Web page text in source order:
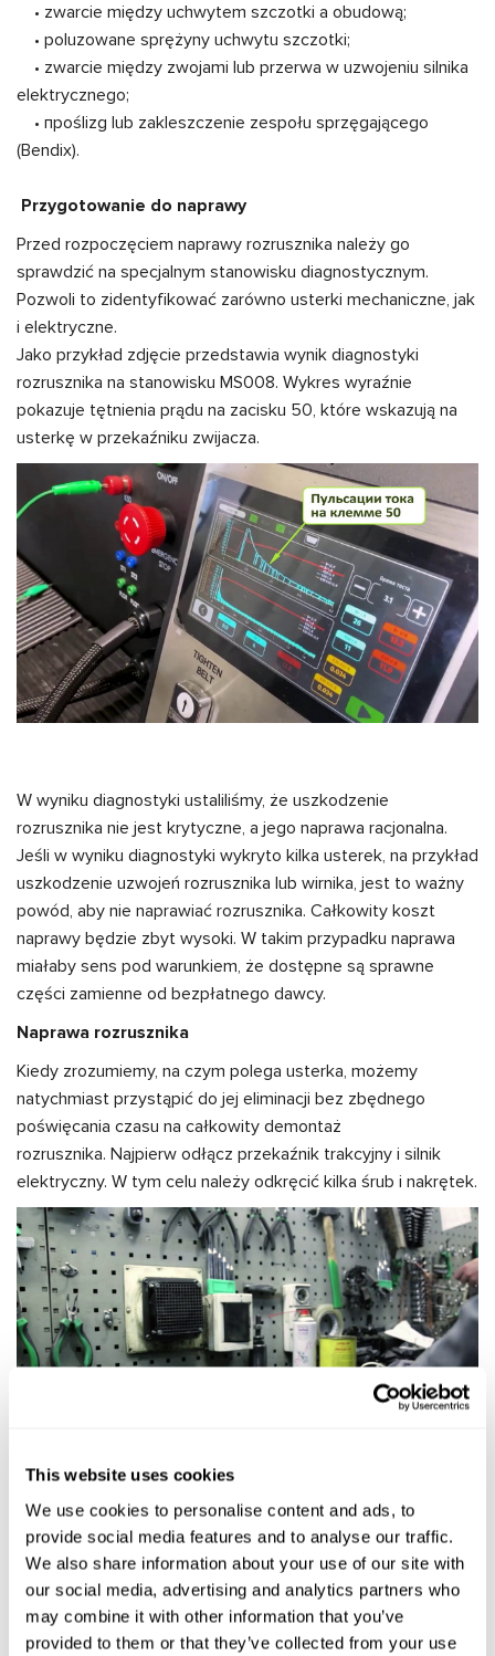
This website uses cookies
We use cookies to personalise content and ads, to
provide social media features and to analyse our traffic.
We also share information about your use of our site with
our social media, advertising and analytics partners who
may combine it with other information that you’ve
provided to them or that they’ve collected from your use
• zwarcie między uchwytem szczotki a obudową;
• poluzowane sprężyny uchwytu szczotki;
• zwarcie między zwojami lub przerwa w uzwojeniu silnika
elektrycznego;
• пpoślizg lub zakleszczenie zespołu sprzęgającego
(Bendix).
Przygotowanie do naprawy
Przed rozpoczęciem naprawy rozrusznika należy go
sprawdzić na specjalnym stanowisku diagnostycznym.
Pozwoli to zidentyfikować zarówno usterki mechaniczne, jak
i elektryczne.
Jako przykład zdjęcie przedstawia wynik diagnostyki
rozrusznika na stanowisku MS008. Wykres wyraźnie
pokazuje tętnienia prądu na zacisku 50, które wskazują na
usterkę w przekaźniku zwijacza.
W wyniku diagnostyki ustaliliśmy, że uszkodzenie
rozrusznika nie jest krytyczne, a jego naprawa racjonalna.
Jeśli w wyniku diagnostyki wykryto kilka usterek, na przykład
uszkodzenie uzwojeń rozrusznika lub wirnika, jest to ważny
powód, aby nie naprawiać rozrusznika. Całkowity koszt
naprawy będzie zbyt wysoki. W takim przypadku naprawa
miałaby sens pod warunkiem, że dostępne są sprawne
części zamienne od bezpłatnego dawcy.
Naprawa rozrusznika
Kiedy zrozumiemy, na czym polega usterka, możemy
natychmiast przystąpić do jej eliminacji bez zbędnego
poświęcania czasu na całkowity demontaż
rozrusznika. Najpierw odłącz przekaźnik trakcyjny i silnik
elektryczny. W tym celu należy odkręcić kilka śrub i nakrętek.
Dalej praca jest trudniejsza. W pierwszym etapie demontażu
przekaźnika zwijającego należy rozszerzyć obudowę, a
następnie uzbroić się w 100-watową lutownicę, aby
odlutować przewody wychodzące z przekaźnika.